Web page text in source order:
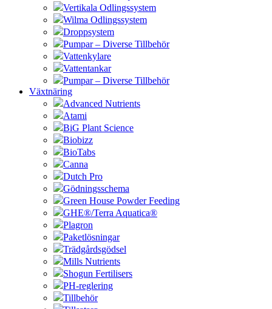
Vertikala Odlingssystem
Wilma Odlingssystem
Droppsystem
Pumpar – Diverse Tillbehör
Vattenkylare
Vattentankar
Pumpar – Diverse Tillbehör
Växtnäring
Advanced Nutrients
Atami
BiG Plant Science
Biobizz
BioTabs
Canna
Dutch Pro
Gödningsschema
Green House Powder Feeding
GHE®/Terra Aquatica®
Plagron
Paketlösningar
Trädgårdsgödsel
Mills Nutrients
Shogun Fertilisers
PH-reglering
Tillbehör